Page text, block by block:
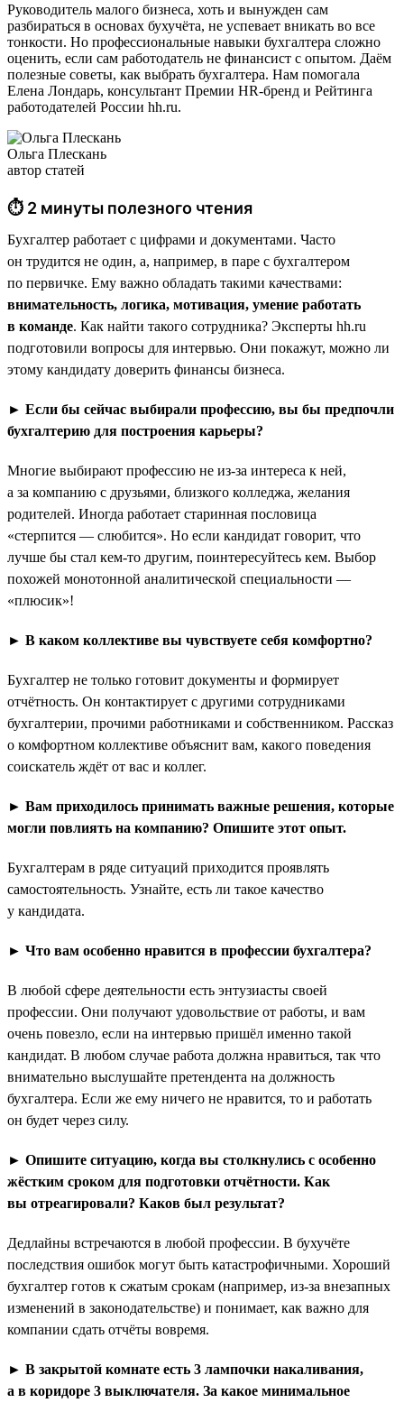
Руководитель малого бизнеса, хоть и вынужден сам
разбираться в основах бухучёта, не успевает вникать во все
тонкости. Но профессиональные навыки бухгалтера сложно
оценить, если сам работодатель не финансист с опытом. Даём
полезные советы, как выбрать бухгалтера. Нам помогала
Елена Лондарь, консультант Премии HR-бренд и Рейтинга
работодателей России hh.ru.
Ольга Плескань
автор статей
⏱ 2 минуты полезного чтения
Бухгалтер работает с цифрами и документами. Часто
он трудится не один, а, например, в паре с бухгалтером
по первичке. Ему важно обладать такими качествами:
внимательность, логика, мотивация, умение работать
в команде. Как найти такого сотрудника? Эксперты hh.ru
подготовили вопросы для интервью. Они покажут, можно ли
этому кандидату доверить финансы бизнеса.
► Если бы сейчас выбирали профессию, вы бы предпочли
бухгалтерию для построения карьеры?
Многие выбирают профессию не из-за интереса к ней,
а за компанию с друзьями, близкого колледжа, желания
родителей. Иногда работает старинная пословица
«стерпится — слюбится». Но если кандидат говорит, что
лучше бы стал кем-то другим, поинтересуйтесь кем. Выбор
похожей монотонной аналитической специальности —
«плюсик»!
► В каком коллективе вы чувствуете себя комфортно?
Бухгалтер не только готовит документы и формирует
отчётность. Он контактирует с другими сотрудниками
бухгалтерии, прочими работниками и собственником. Рассказ
о комфортном коллективе объяснит вам, какого поведения
соискатель ждёт от вас и коллег.
► Вам приходилось принимать важные решения, которые
могли повлиять на компанию? Опишите этот опыт.
Бухгалтерам в ряде ситуаций приходится проявлять
самостоятельность. Узнайте, есть ли такое качество
у кандидата.
► Что вам особенно нравится в профессии бухгалтера?
В любой сфере деятельности есть энтузиасты своей
профессии. Они получают удовольствие от работы, и вам
очень повезло, если на интервью пришёл именно такой
кандидат. В любом случае работа должна нравиться, так что
внимательно выслушайте претендента на должность
бухгалтера. Если же ему ничего не нравится, то и работать
он будет через силу.
► Опишите ситуацию, когда вы столкнулись с особенно
жёстким сроком для подготовки отчётности. Как
вы отреагировали? Каков был результат?
Дедлайны встречаются в любой профессии. В бухучёте
последствия ошибок могут быть катастрофичными. Хороший
бухгалтер готов к сжатым срокам (например, из-за внезапных
изменений в законодательстве) и понимает, как важно для
компании сдать отчёты вовремя.
► В закрытой комнате есть 3 лампочки накаливания,
а в коридоре 3 выключателя. За какое минимальное